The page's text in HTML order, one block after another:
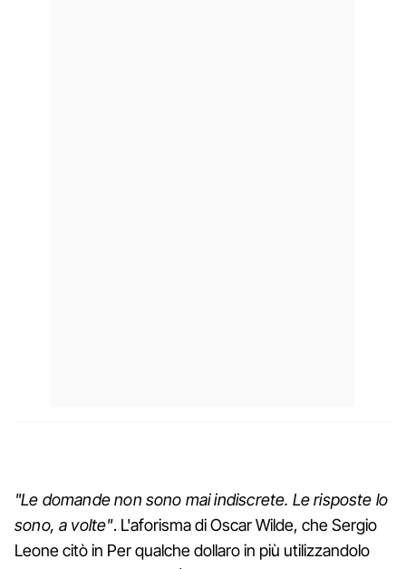
"Le domande non sono mai indiscrete. Le risposte lo
sono, a volte". L'aforisma di Oscar Wilde, che Sergio
Leone citò in Per qualche dollaro in più utilizzandolo